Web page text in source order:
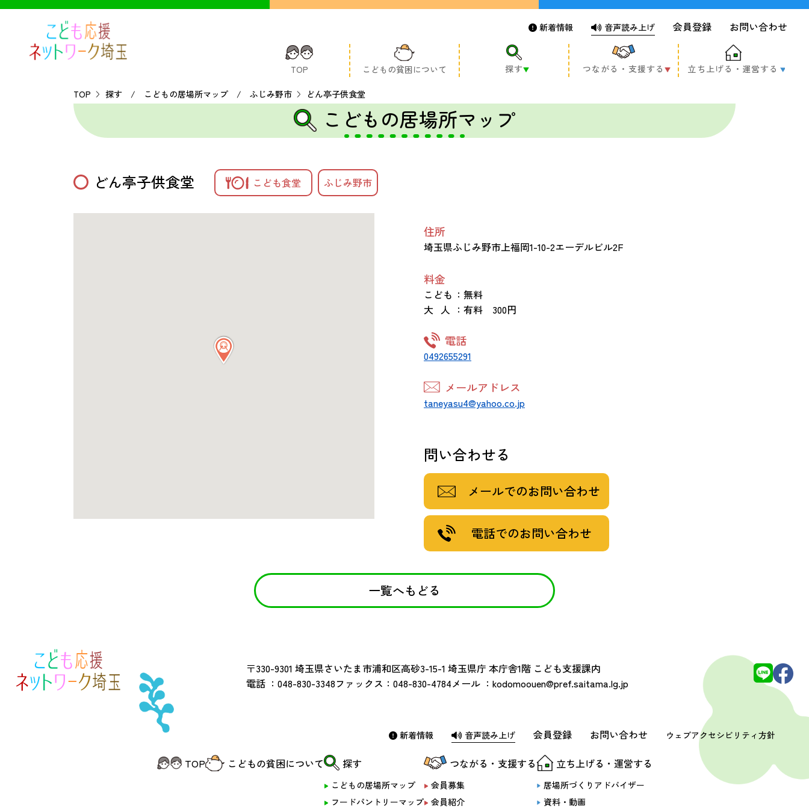
新着情報 音声読み上げ 会員登録 お問い合わせ
TOP こどもの貧困について 探す つながる・支援する 立ち上げる・運営する
TOP 探す / こどもの居場所マップ / ふじみ野市 どん亭子供食堂
こどもの居場所マップ
どん亭子供食堂 こども食堂 ふじみ野市
住所
埼玉県ふじみ野市上福岡1-10-2エーデルビル2F
料金
こども ：無料
大 人 ：有料 300円
電話
0492655291
メールアドレス
taneyasu4@yahoo.co.jp
問い合わせる
メールでのお問い合わせ
電話でのお問い合わせ
一覧へもどる
〒330-9301 埼玉県さいたま市浦和区高砂3-15-1 埼玉県庁 本庁舎1階 こども支援課内
電話 ： 048-830-3348ファックス： 048-830-4784メール ： kodomoouen@pref.saitama.lg.jp
新着情報 音声読み上げ 会員登録 お問い合わせ ウェブアクセシビリティ方針
TOP こどもの貧困について 探す
こどもの居場所マップ
フードパントリーマップ
つながる・支援する
会員募集
会員紹介
立ち上げる・運営する
居場所づくりアドバイザー
資料・動画